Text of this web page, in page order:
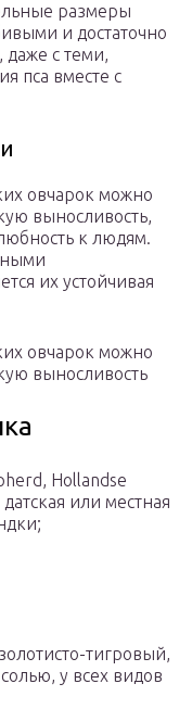
размеры
и достаточно
даже с теми,
пса вместе с
овчарок можно
выносливость,
к людям.
их устойчивая
овчарок можно
выносливость
Hollandse
или местная
тигровый,
у всех видов